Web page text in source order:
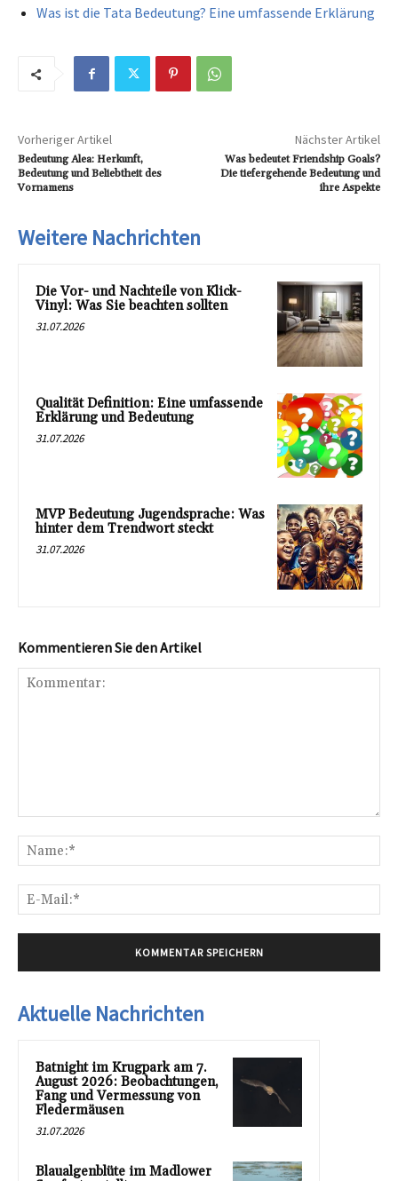
Was ist die Tata Bedeutung? Eine umfassende Erklärung
Vorheriger Artikel
Bedeutung Alea: Herkunft,
Bedeutung und Beliebtheit des
Vornamens
Nächster Artikel
Was bedeutet Friendship Goals?
Die tiefergehende Bedeutung und
ihre Aspekte
Weitere Nachrichten
Die Vor- und Nachteile von Klick-
Vinyl: Was Sie beachten sollten
31.07.2026
Qualität Definition: Eine umfassende
Erklärung und Bedeutung
31.07.2026
MVP Bedeutung Jugendsprache: Was
hinter dem Trendwort steckt
31.07.2026
Kommentieren Sie den Artikel
Aktuelle Nachrichten
Batnight im Krugpark am 7.
August 2026: Beobachtungen,
Fang und Vermessung von
Fledermäusen
31.07.2026
Blaualgenblüte im Madlower